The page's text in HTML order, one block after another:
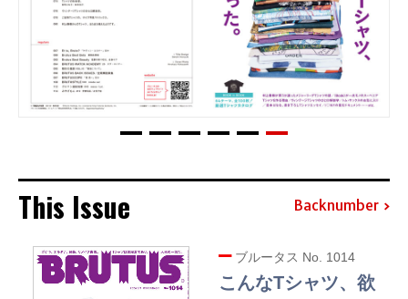
This Issue Backnumber
ブルータス No. 1014
こんなTシャツ、欲